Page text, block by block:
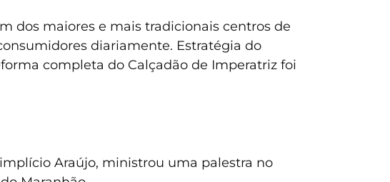
dos maiores e mais tradicionais centros de
diariamente. Estratégia do
completa do Calçadão de Imperatriz foi
Araújo, ministrou uma palestra no